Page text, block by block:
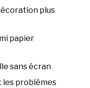
plus
papier
sans écran
les problèmes